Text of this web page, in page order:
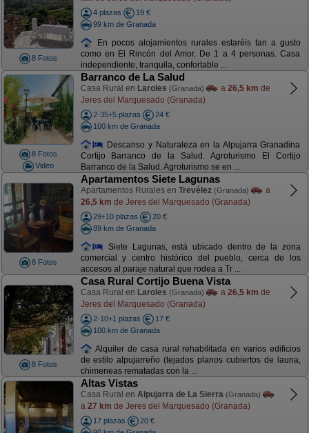
8 Fotos
4 plazas
19 €
99 km de Granada
En pocos alojamientos rurales estaréis tan a gusto
como en El Rincón del Amor. De 1 a 4 personas. Casa
independiente, tranquila, confortable ...
8 Fotos
Video
Barranco de La Salud
Casa Rural en Laroles (Granada) a 26,5 km de
Jeres del Marquesado (Granada)
2-35+5 plazas
24 €
100 km de Granada
Descanso y Naturaleza en la Alpujarra Granadina
Cortijo Barranco de la Salud. Agroturismo El Cortijo
Barranco de la Salud. Agroturismo se en ...
8 Fotos
Apartamentos Siete Lagunas
Apartamentos Rurales en Trevélez (Granada)
a
26,5 km de Jeres del Marquesado (Granada)
29+10 plazas
20 €
89 km de Granada
Siete Lagunas, está ubicado dentro de la zona
comercial y centro histórico del pueblo, cerca de los
accesos al paraje natural que rodea a Tr ...
8 Fotos
Casa Rural Cortijo Buena Vista
Casa Rural en Laroles (Granada) a 26,5 km de
Jeres del Marquesado (Granada)
2-10+1 plazas
17 €
100 km de Granada
Alquiler de casa rural rehabilitada en varios edificios
de estilo alpujarreño (tejados planos cubiertos de launa,
chimeneas rematadas con la ...
Altas Vistas
Casa Rural en Alpujarra de La Sierra (Granada)
a 27 km de Jeres del Marquesado (Granada)
17 plazas
20 €